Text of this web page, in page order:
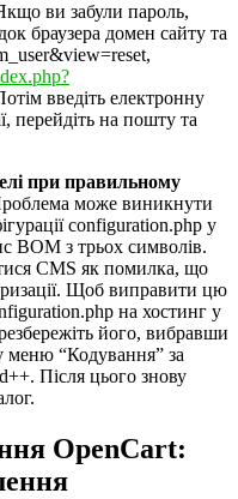
ви забули пароль,
браузера домен сайту та
введіть електронну
перейдіть на пошту та
при правильному
може виникнути
configuration.php у
BOM з трьох символів.
CMS як помилка, що
Щоб виправити цю
на хостинг у
його, вибравши
меню “Кодування” за
Після цього знову
OpenCart: